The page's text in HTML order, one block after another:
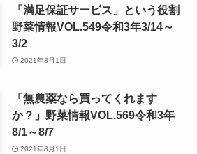
「満足保証サービス」という役割
野菜情報VOL.549令和3年3/14～
3/2
2021年8月1日
「無農薬なら買ってくれます
か？」野菜情報VOL.569令和3年
8/1～8/7
2021年8月1日